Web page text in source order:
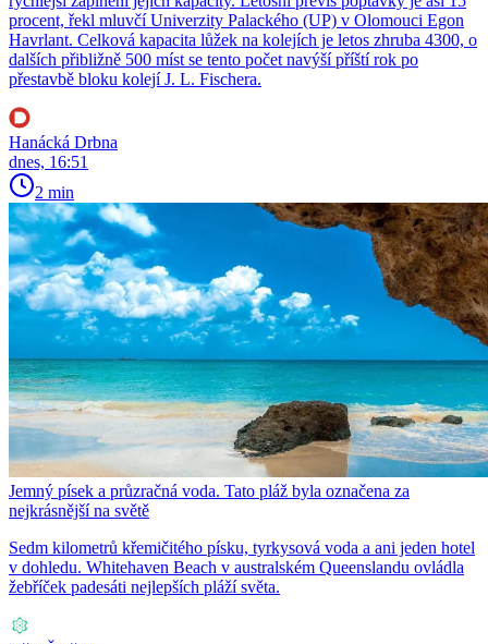
procent, řekl mluvčí Univerzity Palackého (UP) v Olomouci Egon
Havrlant. Celková kapacita lůžek na kolejích je letos zhruba 4300, o
dalších přibližně 500 míst se tento počet navýší příští rok po
přestavbě bloku kolejí J. L. Fischera.
Hanácká Drbna
dnes, 16:51
2 min
Jemný písek a průzračná voda. Tato pláž byla označena za
nejkrásnější na světě
Sedm kilometrů křemičitého písku, tyrkysová voda a ani jeden hotel
v dohledu. Whitehaven Beach v australském Queenslandu ovládla
žebříček padesáti nejlepších pláží světa.